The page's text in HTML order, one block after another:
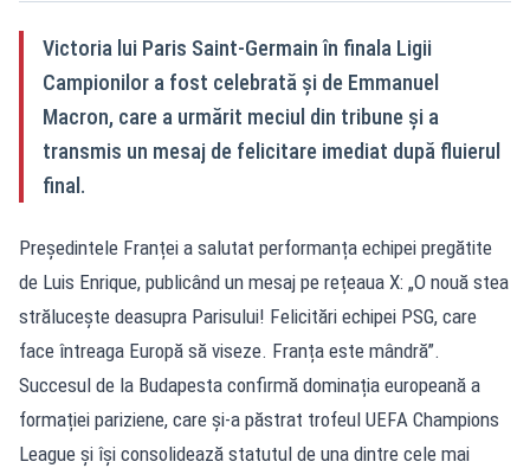
Victoria lui Paris Saint-Germain în finala Ligii
Campionilor a fost celebrată și de Emmanuel
Macron, care a urmărit meciul din tribune și a
transmis un mesaj de felicitare imediat după fluierul
final.
Președintele Franței a salutat performanța echipei pregătite
de Luis Enrique, publicând un mesaj pe rețeaua X: „O nouă stea
strălucește deasupra Parisului! Felicitări echipei PSG, care
face întreaga Europă să viseze. Franța este mândră”.
Succesul de la Budapesta confirmă dominația europeană a
formației pariziene, care și-a păstrat trofeul UEFA Champions
League și își consolidează statutul de una dintre cele mai